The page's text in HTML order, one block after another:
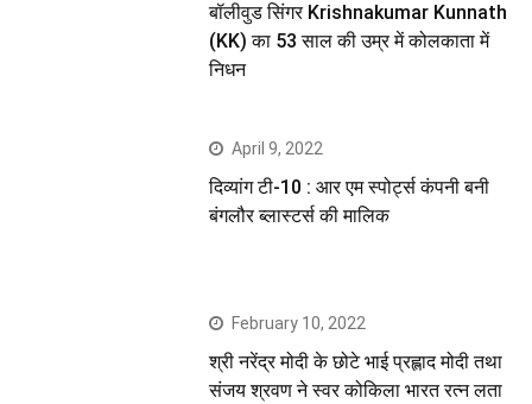
बॉलीवुड सिंगर Krishnakumar Kunnath
(KK) का 53 साल की उम्र में कोलकाता में
निधन
April 9, 2022
दिव्यांग टी-10 : आर एम स्पोर्ट्स कंपनी बनी
बंगलौर ब्लास्टर्स की मालिक
February 10, 2022
श्री नरेंद्र मोदी के छोटे भाई प्रह्लाद मोदी तथा
संजय श्रवण ने स्वर कोकिला भारत रत्न लता